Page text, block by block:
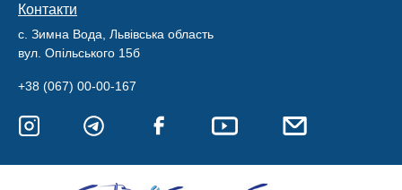
Контакти
с. Зимна Вода, Львівська область
вул. Опільського 15б
+38 (067) 00-00-167